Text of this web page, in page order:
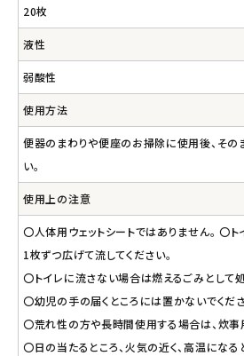
20枚
液性
弱酸性
使用方法
便器のまわりや便座のお掃除に使用後、その
い。
使用上の注意
〇人体用ウェットシートではありません。 〇ト
1枚ずつ広げて流してください。
〇トイレに流さない場合は燃えるごみとして処
〇幼児の手の届くところには置かないでくださ
〇荒れ性の方や長時間使用する場合は、炊事
〇日の当たるところ、火気の近く、高温にな